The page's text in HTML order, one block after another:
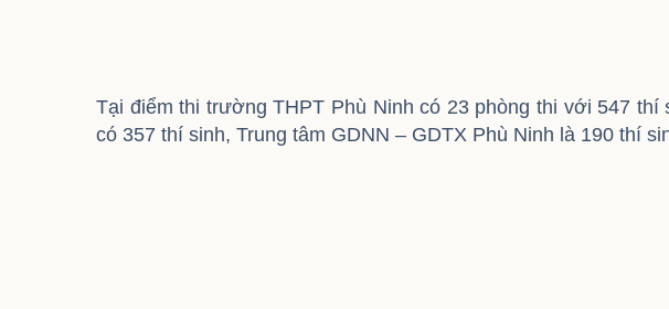
Tại điểm thi trường THPT Phù Ninh có 23 phòng thi với 547
có 357 thí sinh, Trung tâm GDNN – GDTX Phù Ninh là 190 thí